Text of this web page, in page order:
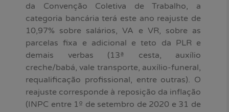
da Convenção Coletiva de Trabalho, a
categoria bancária terá este ano reajuste de
10,97% sobre salários, VA e VR, sobre as
parcelas fixa e adicional e teto da PLR e
demais verbas (13ª cesta, auxílio
creche/babá, vale transporte, auxílio-funeral,
requalificação profissional, entre outras). O
reajuste corresponde à reposição da inflação
(INPC entre 1º de setembro de 2020 e 31 de